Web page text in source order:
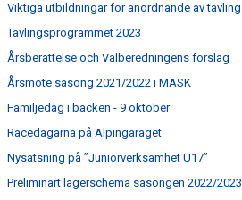
Viktiga utbildningar för anordnande av tävling
Tävlingsprogrammet 2023
Årsberättelse och Valberedningens förslag
Årsmöte säsong 2021/2022 i MASK
Familjedag i backen - 9 oktober
Racedagarna på Alpingaraget
Nysatsning på ”Juniorverksamhet U17”
Preliminärt lägerschema säsongen 2022/2023